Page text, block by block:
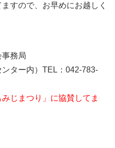
すので、お早めにお越しく
務局
ンター内）TEL：042-783-
じまつり」に協賛してま